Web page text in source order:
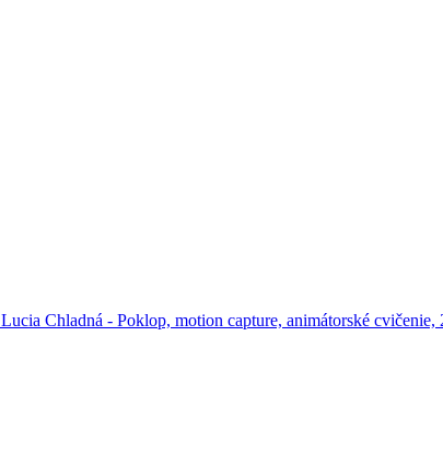
Lucia Chladná - Poklop, motion capture, animátorské cvičenie,